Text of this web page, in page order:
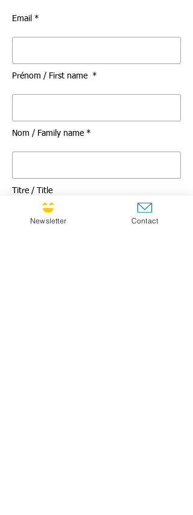
Email *
Prénom / First name *
Nom / Family name *
Titre / Title
Newsletter Contact